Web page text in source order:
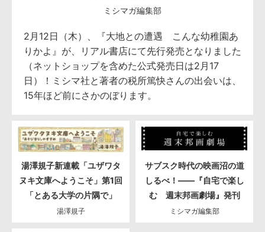
ミシマガ編集部
2月12日（木）、『大地との遭遇 こんな幼稚園あ
りかよ』が、リアル書店にて先行発売となりました
（ネットショップを含めた公式発売日は2月17
日）！ミシマ社と著者の税所篤快さんの出会いは、
15年ほど前にさかのぼります。
湯澤規子新連載「ユザワタ
ヌキ文庫へようこそ」第1回
「とある大学の片隅で」
湯澤規子
サブスク時代の映画沼の道
しるべ！――『自宅で楽し
む 週末邦画劇場』発刊
ミシマガ編集部